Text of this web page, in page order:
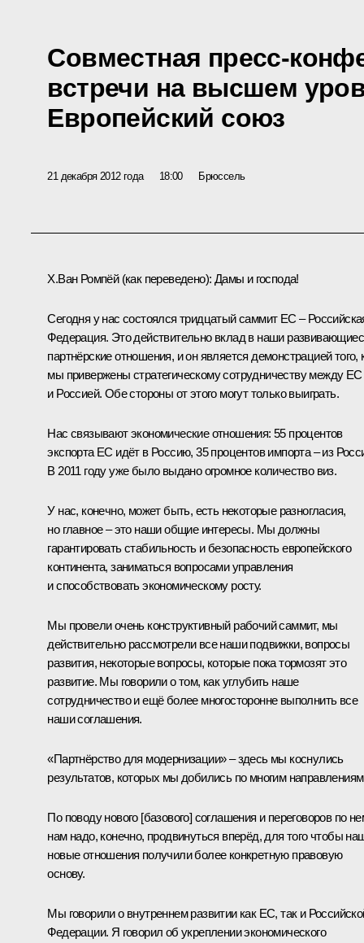
Совместная пресс-
встречи на высшем
Европейский союз
21 декабря 2012 года 18:00 Брюссель
Х.Ван Ромпёй (как переведено): Дамы и господа!
Сегодня у нас состоялся тридцатый саммит ЕС –
Федерация. Это действительно вклад в наши
партнёрские отношения, и он является демонстрацией того,
мы привержены стратегическому сотрудничеству между ЕС
и Россией. Обе стороны от этого могут только выиграть.
Нас связывают экономические отношения: 55 процентов
экспорта ЕС идёт в Россию, 35 процентов импорта – из
В 2011 году уже было выдано огромное количество виз.
У нас, конечно, может быть, есть некоторые разногласия,
но главное – это наши общие интересы. Мы должны
гарантировать стабильность и безопасность европейского
континента, заниматься вопросами управления
и способствовать экономическому росту.
Мы провели очень конструктивный рабочий саммит, мы
действительно рассмотрели все наши подвижки, вопросы
развития, некоторые вопросы, которые пока тормозят это
развитие. Мы говорили о том, как углубить наше
сотрудничество и ещё более многосторонне выполнить все
наши соглашения.
«Партнёрство для модернизации» – здесь мы коснулись
результатов, которых мы добились по многим
По поводу нового [базового] соглашения и переговоров по
нам надо, конечно, продвинуться вперёд, для того чтобы
новые отношения получили более конкретную правовую
основу.
Мы говорили о внутреннем развитии как ЕС, так и
Федерации. Я говорил об укреплении экономического